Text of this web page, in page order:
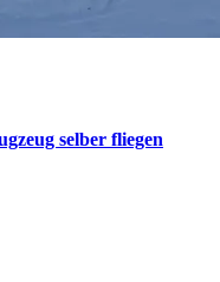
selber fliegen